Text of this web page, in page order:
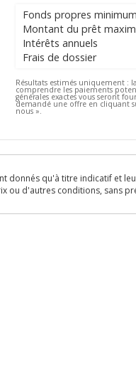
Fonds propres minimum
Montant du prêt
Intérêts annuels
Frais de dossier
Résultats estimés uniquement :
comprendre les paiements
générales exactes vous seront
demandé une offre en cliquant
nous ».
donnés qu'à titre indicatif et
ou d'autres conditions, sans